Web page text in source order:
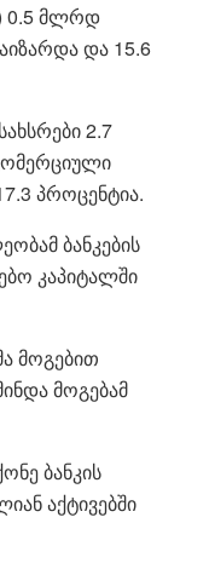
0.5 მლრდ
და 15.6
2.7
პროცენტია.
ბანკების
კაპიტალში
მოგებით
მოგებამ
ბანკის
აქტივებში